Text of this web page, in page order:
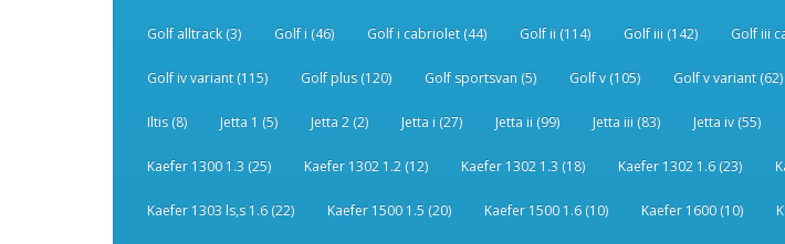
Golf alltrack (3) Golf i (46) Golf i cabriolet (44) Golf ii (114) Golf iii (142) Golf iii
Golf iv variant (115) Golf plus (120) Golf sportsvan (5) Golf v (105) Golf v variant (62)
Iltis (8) Jetta 1 (5) Jetta 2 (2) Jetta i (27) Jetta ii (99) Jetta iii (83) Jetta iv (55)
Kaefer 1300 1.3 (25) Kaefer 1302 1.2 (12) Kaefer 1302 1.3 (18) Kaefer 1302 1.6 (23)
Kaefer 1303 ls,s 1.6 (22) Kaefer 1500 1.5 (20) Kaefer 1500 1.6 (10) Kaefer 1600 (10)